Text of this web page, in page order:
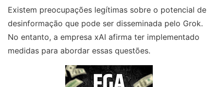
Existem preocupações legítimas sobre o potencial de
desinformação que pode ser disseminada pelo Grok.
No entanto, a empresa xAI afirma ter implementado
medidas para abordar essas questões.